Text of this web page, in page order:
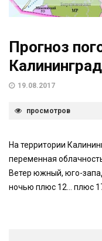
Прогноз
19.08.2017
просмотров
На территории
переменная
Ветер южный, юго-
ночью плюс 12… плюс